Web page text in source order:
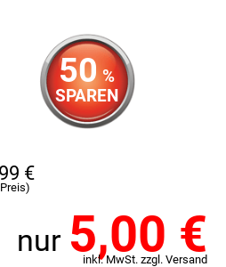
50 %
SPAREN
€
nur 5,00 €
inkl. MwSt. zzgl. Versand